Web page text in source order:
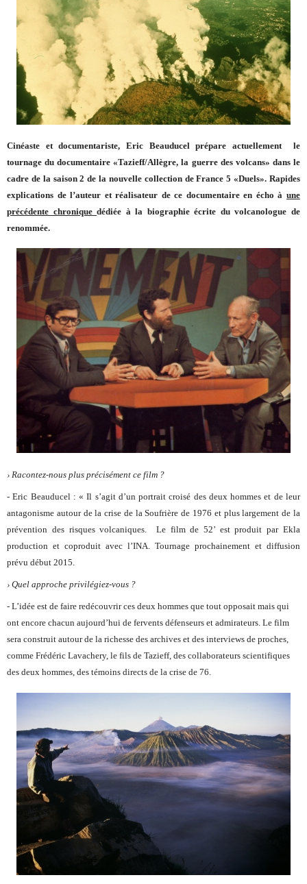
Cinéaste et documentariste, Eric Beauducel prépare actuellement le
tournage du documentaire «Tazieff/Allègre, la guerre des volcans» dans le
cadre de la saison 2 de la nouvelle collection de France 5 «Duels». Rapides
explications de l’auteur et réalisateur de ce documentaire en écho à une
précédente chroniquedédiée à la biographie écrite du volcanologue de
renommée.
› Racontez-nous plus précisément ce film ?
- Eric Beauducel : « Il s’agit d’un portrait croisé des deux hommes et de leur
antagonisme autour de la crise de la Soufrière de 1976 et plus largement de la
prévention des risques volcaniques. Le film de 52’ est produit par Ekla
production et coproduit avec l’INA. Tournage prochainement et diffusion
prévu début 2015.
› Quel approche privilégiez-vous ?
- L’idée est de faire redécouvrir ces deux hommes que tout opposait mais qui
ont encore chacun aujourd’hui de fervents défenseurs et admirateurs. Le film
sera construit autour de la richesse des archives et des interviews de proches,
comme Frédéric Lavachery, le fils de Tazieff, des collaborateurs scientifiques
des deux hommes, des témoins directs de la crise de 76.